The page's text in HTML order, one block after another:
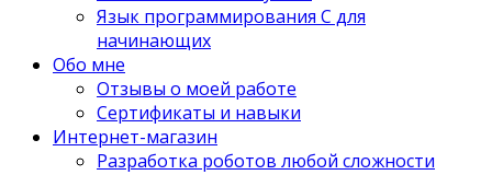
Язык программирования С для
начинающих
Обо мне
Отзывы о моей работе
Сертификаты и навыки
Интернет-магазин
Разработка роботов любой сложности